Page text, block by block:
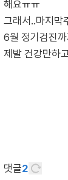
해요ㅠㅠ
그래서..마지막
6월 정기검진
제발 건강만하
댓글2